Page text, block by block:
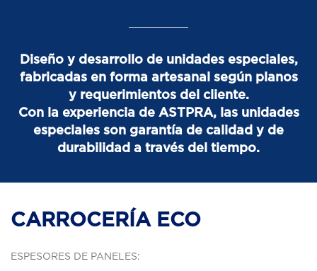
Diseño y desarrollo de unidades especiales,
fabricadas en forma artesanal según planos
y requerimientos del cliente.
Con la experiencia de ASTPRA, las unidades
especiales son garantía de calidad y de
durabilidad a través del tiempo.
CARROCERÍA ECO
ESPESORES DE PANELES: